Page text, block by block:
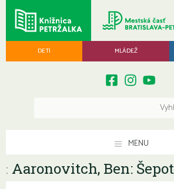
DETI MLÁDEŽ
MENU
: Aaronovitch, Ben: